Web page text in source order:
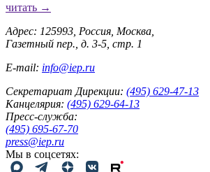
читать →
Адрес: 125993, Россия, Москва,
Газетный пер., д. 3-5, стр. 1
E-mail: info@iep.ru
Секретариат Дирекции: (495) 629-47-13
Канцелярия: (495) 629-64-13
Пресс-служба:
(495) 695-67-70
press@iep.ru
Мы в соцсетях: